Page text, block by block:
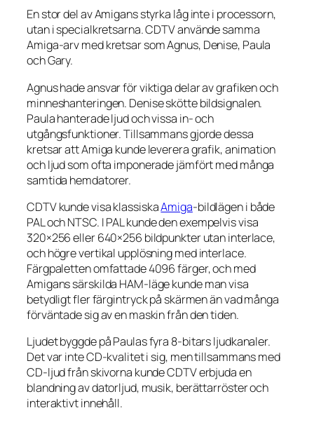
En stor del av Amigans styrka låg inte i processorn,
utan i specialkretsarna. CDTV använde samma
Amiga-arv med kretsar som Agnus, Denise, Paula
och Gary.
Agnus hade ansvar för viktiga delar av grafiken och
minneshanteringen. Denise skötte bildsignalen.
Paula hanterade ljud och vissa in- och
utgångsfunktioner. Tillsammans gjorde dessa
kretsar att Amiga kunde leverera grafik, animation
och ljud som ofta imponerade jämfört med många
samtida hemdatorer.
CDTV kunde visa klassiskaAmiga-bildlägen i både
PAL och NTSC. I PAL kunde den exempelvis visa
320×256 eller 640×256 bildpunkter utan interlace,
och högre vertikal upplösning med interlace.
Färgpaletten omfattade 4096 färger, och med
Amigans särskilda HAM-läge kunde man visa
betydligt fler färgintryck på skärmen än vad många
förväntade sig av en maskin från den tiden.
Ljudet byggde på Paulas fyra 8-bitars ljudkanaler.
Det var inte CD-kvalitet i sig, men tillsammans med
CD-ljud från skivorna kunde CDTV erbjuda en
blandning av datorljud, musik, berättarröster och
interaktivt innehåll.